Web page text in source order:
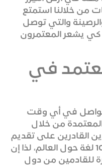
من خلالنا استمتع
والرصينة والتي توصل
يشعر المعتمرون
في
في أي وقت
من خلال
القادرين على تقديم
كافة الترجمات لما يزيد عن 100 لغة حول العالم، لذا إن
للقادمين من دول